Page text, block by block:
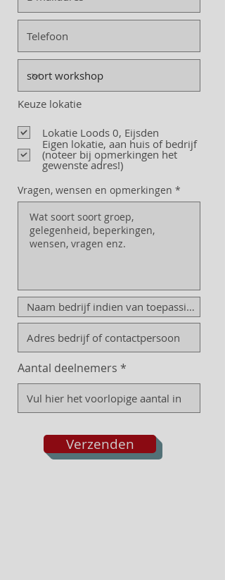
Keuze lokatie
Lokatie Loods 0, Eijsden
Eigen lokatie, aan huis of bedrijf
(noteer bij opmerkingen het
gewenste adres!)
Vragen, wensen en opmerkingen
Aantal deelnemers
Verzenden